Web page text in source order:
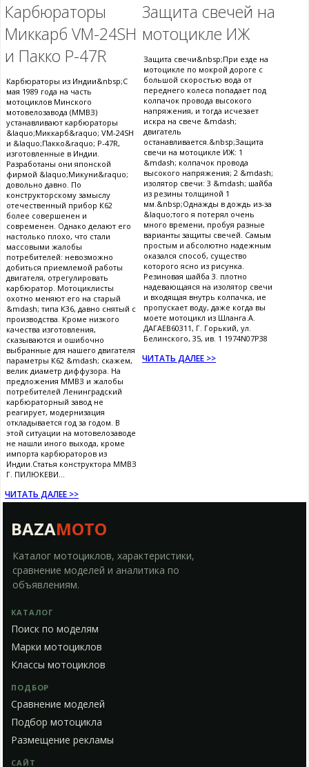
Карбюраторы
Миккарб VM-24SH
и Пакко P-47R
Карбюраторы из Индии&nbsp;С
мая 1989 года на часть
мотоциклов Минского
мотовелозавода (ММВЗ)
устанавливают карбюраторы
&laquo;Миккарб&raquo; VM-24SH
и &laquo;Пакко&raquo; P-47R,
изготовленные в Индии.
Разработаны они японской
фирмой &laquo;Микуни&raquo;
довольно давно. По
конструкторскому замыслу
отечественный прибор К62
более совершенен и
современен. Однако делают его
настолько плохо, что стали
массовыми жалобы
потребителей: невозможно
добиться приемлемой работы
двигателя, отрегулировать
карбюратор. Мотоциклисты
охотно меняют его на старый
&mdash; типа К36, давно снятый с
производства. Кроме низкого
качества изготовления,
сказываются и ошибочно
выбранные для нашего двигателя
параметры К62 &mdash; скажем,
велик диаметр диффузора. На
предложения ММВЗ и жалобы
потребителей Ленинградский
карбюраторный завод не
реагирует, модернизация
откладывается год за годом. В
этой ситуации на мотовелозаводе
не нашли иного выхода, кроме
импорта карбюраторов из
Индии.Статья конструктора ММВЗ
Г. ПИЛЮКЕВИ...
ЧИТАТЬ ДАЛЕЕ >>
Защита свечей на
мотоцикле ИЖ
Защита свечи&nbsp;При езде на
мотоцикле по мокрой дороге с
большой скоростью вода от
переднего колеса попадает под
колпачок провода высокого
напряжения, и тогда исчезает
искра на свече &mdash;
двигатель
останавливается.&nbsp;Защита
свечи на мотоцикле ИЖ: 1
&mdash; колпачок провода
высокого напряжения; 2 &mdash;
изолятор свечи: 3 &mdash; шайба
из резины толщиной 1
мм.&nbsp;Однажды в дождь из-за
&laquo;того я потерял очень
много времени, пробуя разные
варианты защиты свечей. Самым
простым и абсолютно надежным
оказался способ, существо
которого ясно из рисунка.
Резиновая шайба 3. плотно
надевающаяся на изолятор свечи
и входящая внутрь колпачка, ие
пропускает воду, даже когда вы
моете мотоцикл из Шланга.А.
ДАГАЕВ60311, Г. Горький, ул.
Белинского, 35, ив. 1 1974N07P38
ЧИТАТЬ ДАЛЕЕ >>
BAZAMOTO
Каталог мотоциклов, характеристики,
сравнение моделей и аналитика по
объявлениям.
КАТАЛОГ
Поиск по моделям
Марки мотоциклов
Классы мотоциклов
ПОДБОР
Сравнение моделей
Подбор мотоцикла
Размещение рекламы
САЙТ